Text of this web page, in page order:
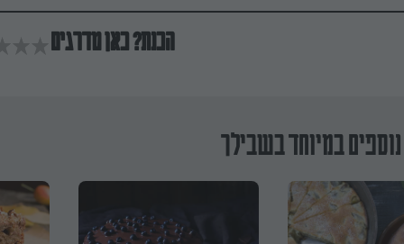
הכנת? כאן מדרגים
במיוחד בשבילך